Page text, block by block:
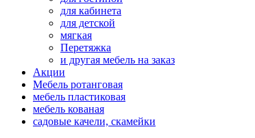
для кабинета
для детской
мягкая
Перетяжка
и другая мебель на заказ
Акции
Мебель ротанговая
мебель пластиковая
мебель кованая
садовые качели, скамейки